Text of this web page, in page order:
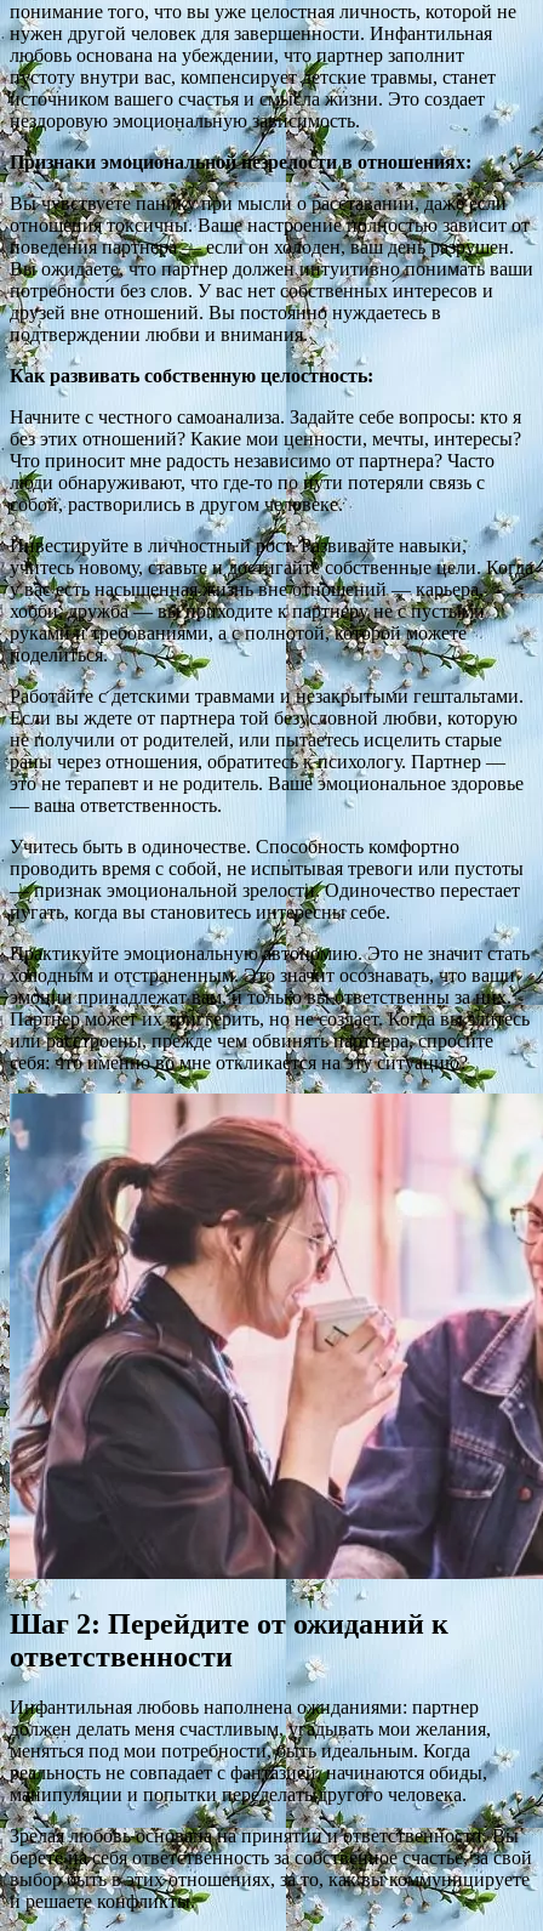
понимание того, что вы уже целостная личность, которой не
нужен другой человек для завершенности. Инфантильная
любовь основана на убеждении, что партнер заполнит
пустоту внутри вас, компенсирует детские травмы, станет
источником вашего счастья и смысла жизни. Это создает
нездоровую эмоциональную зависимость.
Признаки эмоциональной незрелости в отношениях:
Вы чувствуете панику при мысли о расставании, даже если
отношения токсичны. Ваше настроение полностью зависит от
поведения партнера — если он холоден, ваш день разрушен.
Вы ожидаете, что партнер должен интуитивно понимать ваши
потребности без слов. У вас нет собственных интересов и
друзей вне отношений. Вы постоянно нуждаетесь в
подтверждении любви и внимания.
Как развивать собственную целостность:
Начните с честного самоанализа. Задайте себе вопросы: кто я
без этих отношений? Какие мои ценности, мечты, интересы?
Что приносит мне радость независимо от партнера? Часто
люди обнаруживают, что где-то по пути потеряли связь с
собой, растворились в другом человеке.
Инвестируйте в личностный рост. Развивайте навыки,
учитесь новому, ставьте и достигайте собственные цели. Когда
у вас есть насыщенная жизнь вне отношений — карьера,
хобби, дружба — вы приходите к партнеру не с пустыми
руками и требованиями, а с полнотой, которой можете
поделиться.
Работайте с детскими травмами и незакрытыми гештальтами.
Если вы ждете от партнера той безусловной любви, которую
не получили от родителей, или пытаетесь исцелить старые
раны через отношения, обратитесь к психологу. Партнер —
это не терапевт и не родитель. Ваше эмоциональное здоровье
— ваша ответственность.
Учитесь быть в одиночестве. Способность комфортно
проводить время с собой, не испытывая тревоги или пустоты
— признак эмоциональной зрелости. Одиночество перестает
пугать, когда вы становитесь интересны себе.
Практикуйте эмоциональную автономию. Это не значит стать
холодным и отстраненным. Это значит осознавать, что ваши
эмоции принадлежат вам, и только вы ответственны за них.
Партнер может их триггерить, но не создает. Когда вы злитесь
или расстроены, прежде чем обвинять партнера, спросите
себя: что именно во мне откликается на эту ситуацию?
Шаг 2: Перейдите от ожиданий к
ответственности
Инфантильная любовь наполнена ожиданиями: партнер
должен делать меня счастливым, угадывать мои желания,
меняться под мои потребности, быть идеальным. Когда
реальность не совпадает с фантазией, начинаются обиды,
манипуляции и попытки переделать другого человека.
Зрелая любовь основана на принятии и ответственности. Вы
берете на себя ответственность за собственное счастье, за свой
выбор быть в этих отношениях, за то, как вы коммуницируете
и решаете конфликты.